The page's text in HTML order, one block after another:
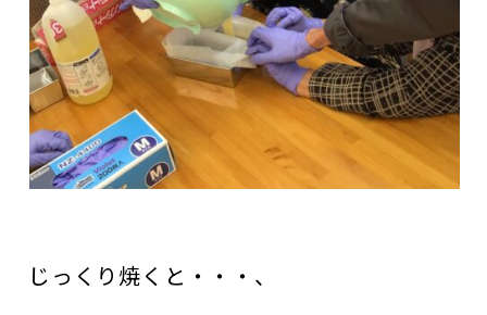
じっくり焼くと・・・、